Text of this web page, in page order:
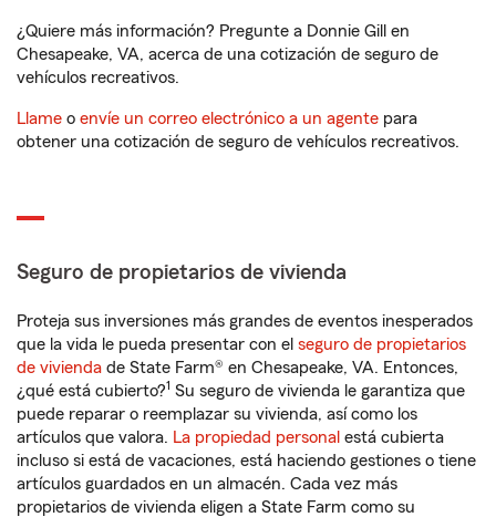
¿Quiere más información? Pregunte a Donnie Gill en
Chesapeake, VA, acerca de una cotización de seguro de
vehículos recreativos.
Llame o envíe un correo electrónico a un agente para
obtener una cotización de seguro de vehículos recreativos.
Seguro de propietarios de vivienda
Proteja sus inversiones más grandes de eventos inesperados
que la vida le pueda presentar con el seguro de propietarios
de vivienda de State Farm® en Chesapeake, VA. Entonces,
¿qué está cubierto?1 Su seguro de vivienda le garantiza que
puede reparar o reemplazar su vivienda, así como los
artículos que valora. La propiedad personal está cubierta
incluso si está de vacaciones, está haciendo gestiones o tiene
artículos guardados en un almacén. Cada vez más
propietarios de vivienda eligen a State Farm como su